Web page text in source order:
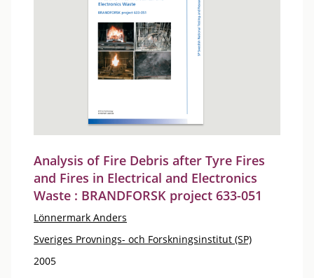
Analysis of Fire Debris after Tyre Fires
and Fires in Electrical and Electronics
Waste : BRANDFORSK project 633-051
Lönnermark Anders
Sveriges Provnings- och Forskningsinstitut (SP)
2005